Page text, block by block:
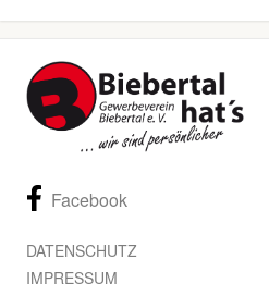
Facebook
DATENSCHUTZ
IMPRESSUM